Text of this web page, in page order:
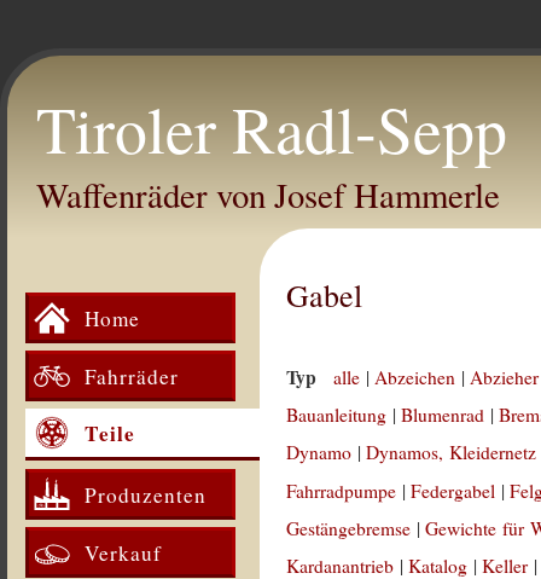
Tiroler Radl-Sepp
Waffenräder von Josef Hammerle
Home
Fahrräder
Teile
Produzenten
Verkauf
Gabel
Typ alle |Abzeichen |
Bauanleitung |Blumenrad |
Dynamo |Dynamos, Kleidernetz
Fahrradpumpe |Federgabel |
Gestängebremse |Gewichte für
Kardanantrieb |Katalog |Keller